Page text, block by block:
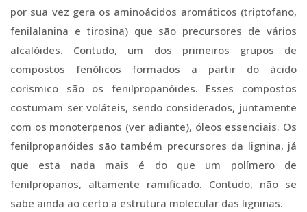
por sua vez gera os aminoácidos aromáticos (triptofano,
fenilalanina e tirosina) que são precursores de vários
alcalóides. Contudo, um dos primeiros grupos de
compostos fenólicos formados a partir do ácido
corísmico são os fenilpropanóides. Esses compostos
costumam ser voláteis, sendo considerados, juntamente
com os monoterpenos (ver adiante), óleos essenciais. Os
fenilpropanóides são também precursores da lignina, já
que esta nada mais é do que um polímero de
fenilpropanos, altamente ramificado. Contudo, não se
sabe ainda ao certo a estrutura molecular das ligninas.